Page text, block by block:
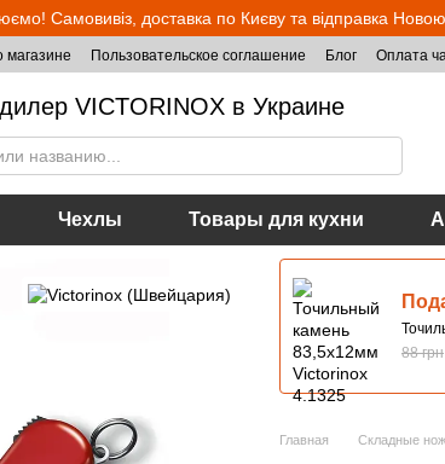
Самовивіз, доставка по Києву та відправка
Пользовательское соглашение Блог Оплата
VICTORINOX в Украине
Чехлы Товары для кухни
88 грн
Главная Складные